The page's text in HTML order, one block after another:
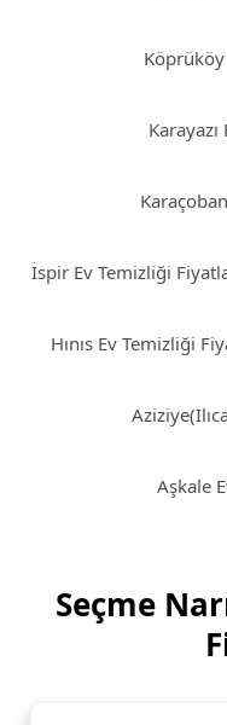
Köprüköy
İspir Ev Temizliği
Hınıs Ev Temizliği
Aşkale
Seçme